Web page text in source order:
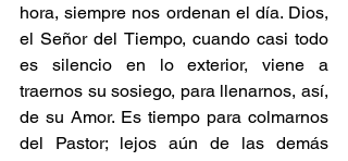
hora, siempre nos ordenan el día. Dios,
el Señor del Tiempo, cuando casi todo
es silencio en lo exterior, viene a
traernos su sosiego, para llenarnos, así,
de su Amor. Es tiempo para colmarnos
del Pastor; lejos aún de las demás